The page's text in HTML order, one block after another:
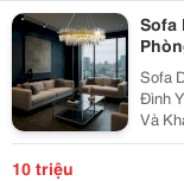
Sofa
Sofa
Đình
Và
Với
10 triệu